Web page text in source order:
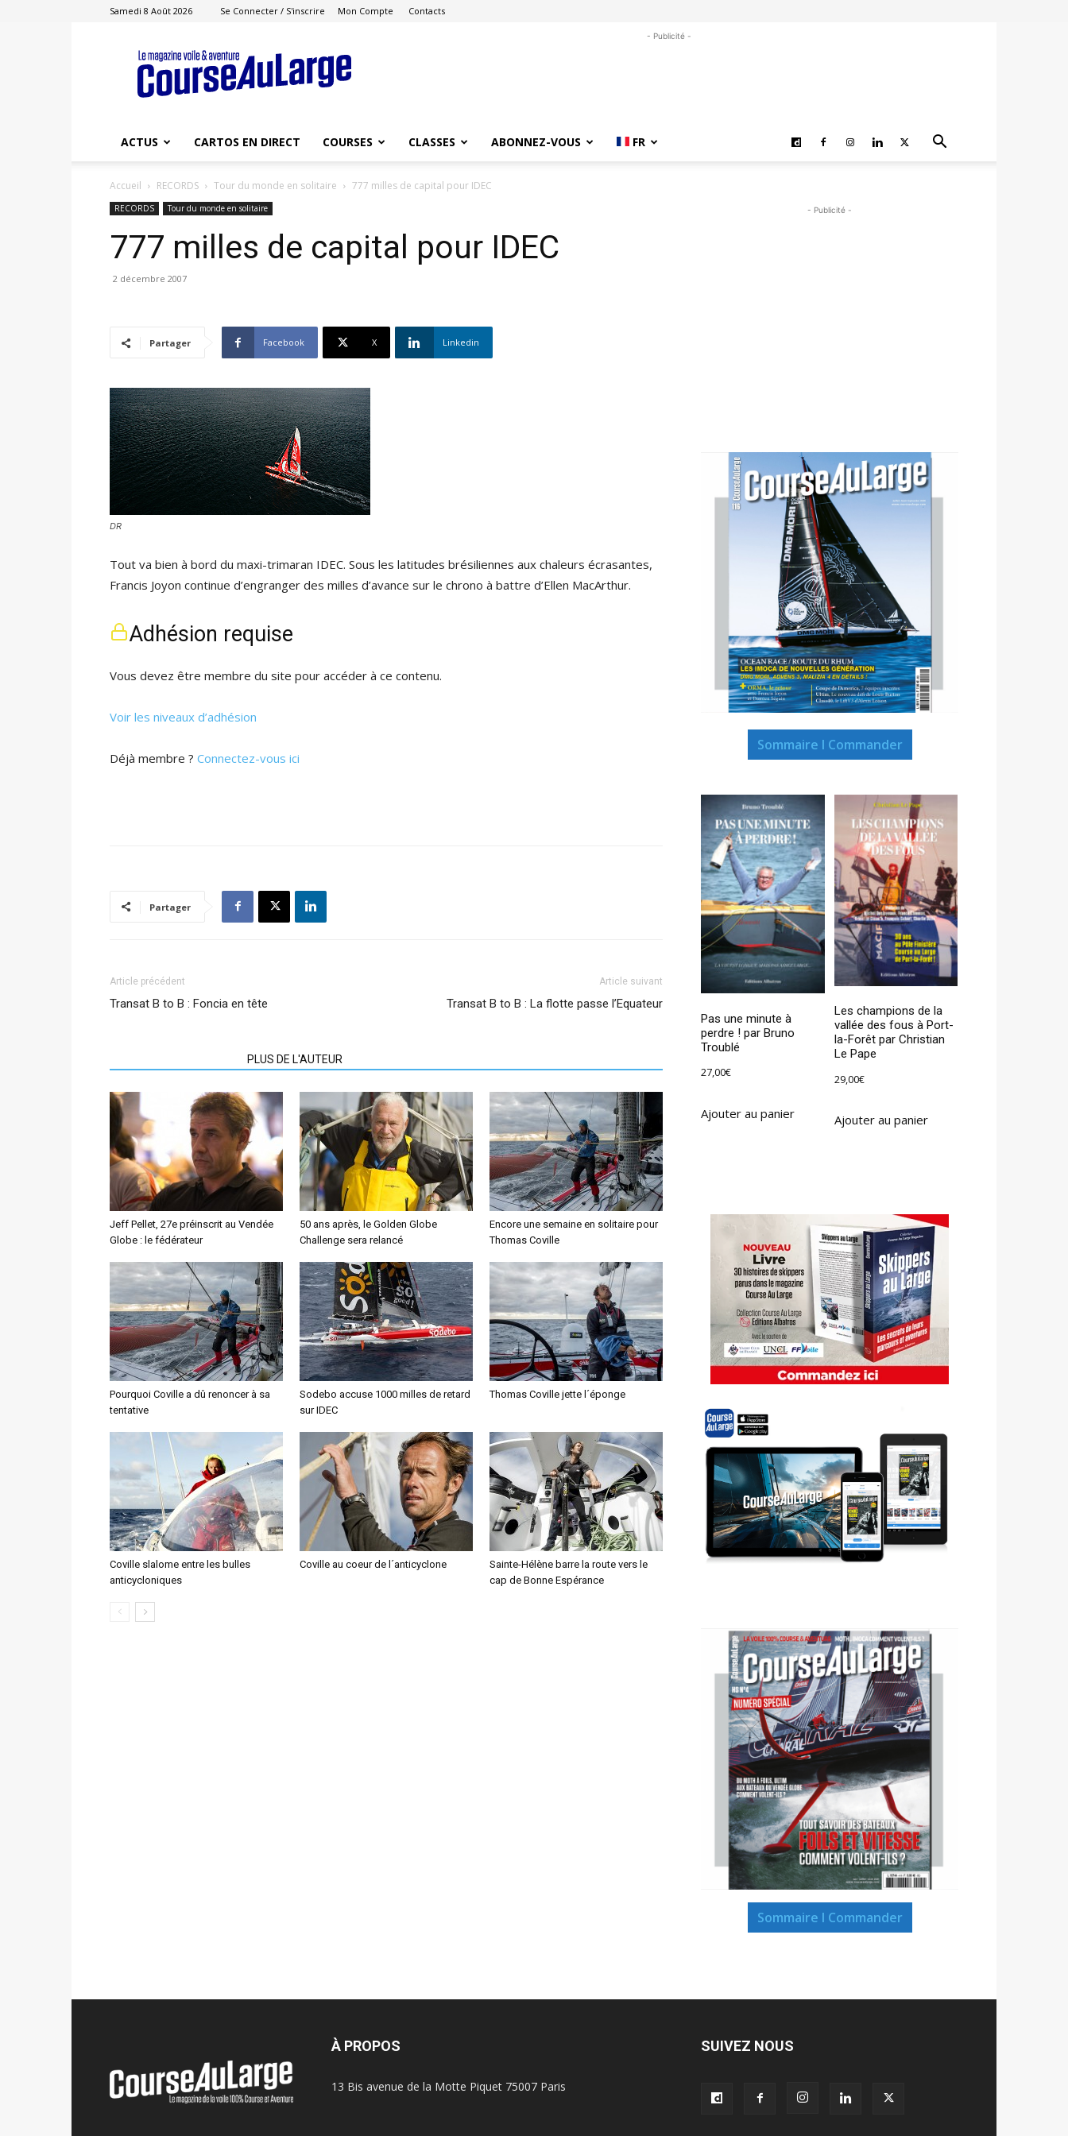
Samedi 8 Août 2026 Se Connecter / S'inscrire Mon Compte Contacts
Course
au
Large
- Publicité -
ACTUS CARTOS EN DIRECT COURSES CLASSES ABONNEZ-VOUS FR
Accueil RECORDS Tour du monde en solitaire 777 milles de capital pour IDEC
RECORDS Tour du monde en solitaire
777 milles de capital pour IDEC
2 décembre 2007
Partager Facebook X Linkedin
DR
Tout va bien à bord du maxi-trimaran IDEC. Sous les latitudes brésiliennes aux chaleurs écrasantes,
Francis Joyon continue d’engranger des milles d’avance sur le chrono à battre d’Ellen MacArthur.
Adhésion requise
Vous devez être membre du site pour accéder à ce contenu.
Voir les niveaux d’adhésion
Déjà membre ? Connectez-vous ici
Partager
Article précédent
Transat B to B : Foncia en tête
Article suivant
Transat B to B : La flotte passe l’Equateur
PLUS DE L'AUTEUR
Jeff Pellet, 27e préinscrit au Vendée
Globe : le fédérateur
50 ans après, le Golden Globe
Challenge sera relancé
Encore une semaine en solitaire pour
Thomas Coville
Pourquoi Coville a dû renoncer à sa
tentative
Sodebo accuse 1000 milles de retard
sur IDEC
Thomas Coville jette l´éponge
Coville slalome entre les bulles
anticycloniques
Coville au coeur de l´anticyclone
Sainte-Hélène barre la route vers le
cap de Bonne Espérance
- Publicité -
Sommaire I Commander
Pas une minute à
perdre ! par Bruno
Troublé
27,00€
Ajouter au panier
Les champions de la
vallée des fous à Port-
la-Forêt par Christian
Le Pape
29,00€
Ajouter au panier
Sommaire I Commander
À PROPOS
13 Bis avenue de la Motte Piquet 75007 Paris
SUIVEZ NOUS